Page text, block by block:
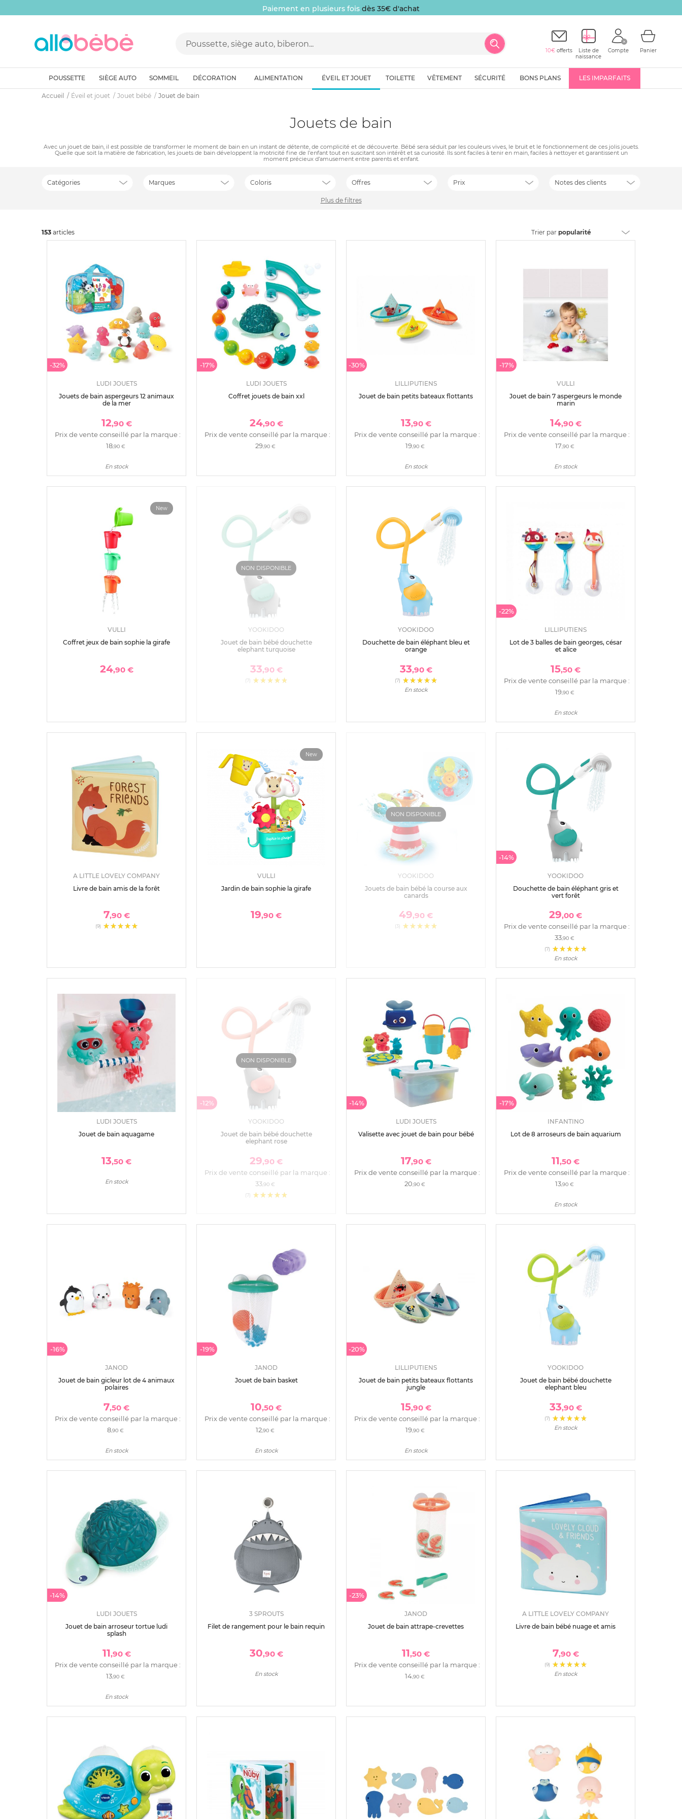
Paiement en plusieurs fois dès 35€ d'achat
10€ offerts
Liste de
naissance
Compte Panier
POUSSETTE SIÈGE AUTO SOMMEIL DÉCORATION ALIMENTATION ÉVEIL ET JOUET TOILETTE VÊTEMENT SÉCURITÉ BONS PLANS LES IMPARFAITS
Accueil Éveil et jouet Jouet bébé Jouet de bain
Jouets de bain
Avec un jouet de bain, il est possible de transformer le moment de bain en un instant de détente, de complicité et de découverte. Bébé sera séduit par les couleurs vives, le bruit et le fonctionnement de ces jolis jouets.
Quelle que soit la matière de fabrication, les jouets de bain développent la motricité fine de l’enfant tout en suscitant son intérêt et sa curiosité. Ils sont faciles à tenir en main, faciles à nettoyer et garantissent un
moment précieux d’amusement entre parents et enfant.
Catégories Marques Coloris Offres Prix Notes des clients
Plus de filtres
153 articles Trier par popularité
-32%
LUDI JOUETS
Jouets de bain aspergeurs 12 animaux
de la mer
12,90 €
Prix de vente conseillé par la marque :
18,90 €
En stock
-17%
LUDI JOUETS
Coffret jouets de bain xxl
24,90 €
Prix de vente conseillé par la marque :
29,90 €
-30%
LILLIPUTIENS
Jouet de bain petits bateaux flottants
13,90 €
Prix de vente conseillé par la marque :
19,90 €
En stock
-17%
VULLI
Jouet de bain 7 aspergeurs le monde
marin
14,90 €
Prix de vente conseillé par la marque :
17 ,90 €
En stock
New
VULLI
Coffret jeux de bain sophie la girafe
24,90 €
NON DISPONIBLE
YOOKIDOO
Jouet de bain bébé douchette
elephant turquoise
33,90 €
(7)
YOOKIDOO
Douchette de bain éléphant bleu et
orange
33,90 €
(7)
En stock
-22%
LILLIPUTIENS
Lot de 3 balles de bain georges, césar
et alice
15,50 €
Prix de vente conseillé par la marque :
19,90 €
En stock
A LITTLE LOVELY COMPANY
Livre de bain amis de la forêt
7,90 €
(9)
New
VULLI
Jardin de bain sophie la girafe
19,90 €
NON DISPONIBLE
YOOKIDOO
Jouets de bain bébé la course aux
canards
49,90 €
(3)
-14%
YOOKIDOO
Douchette de bain éléphant gris et
vert forêt
29,00 €
Prix de vente conseillé par la marque :
33,90 €
(7)
En stock
LUDI JOUETS
Jouet de bain aquagame
13,50 €
En stock
NON DISPONIBLE
-12%
YOOKIDOO
Jouet de bain bébé douchette
elephant rose
29,90 €
Prix de vente conseillé par la marque :
33,90 €
(7)
-14%
LUDI JOUETS
Valisette avec jouet de bain pour bébé
17,90 €
Prix de vente conseillé par la marque :
20 ,90 €
-17%
INFANTINO
Lot de 8 arroseurs de bain aquarium
11,50 €
Prix de vente conseillé par la marque :
13,90 €
En stock
-16%
JANOD
Jouet de bain gicleur lot de 4 animaux
polaires
7,50 €
Prix de vente conseillé par la marque :
8,90 €
En stock
-19%
JANOD
Jouet de bain basket
10,50 €
Prix de vente conseillé par la marque :
12,90 €
En stock
-20%
LILLIPUTIENS
Jouet de bain petits bateaux flottants
jungle
15,90 €
Prix de vente conseillé par la marque :
19,90 €
En stock
YOOKIDOO
Jouet de bain bébé douchette
elephant bleu
33,90 €
(7)
En stock
-14%
LUDI JOUETS
Jouet de bain arroseur tortue ludi
splash
11,90 €
Prix de vente conseillé par la marque :
13,90 €
En stock
3 SPROUTS
Filet de rangement pour le bain requin
30,90 €
En stock
-23%
JANOD
Jouet de bain attrape-crevettes
11,50 €
Prix de vente conseillé par la marque :
14,90 €
A LITTLE LOVELY COMPANY
Livre de bain bébé nuage et amis
7,90 €
(9)
En stock